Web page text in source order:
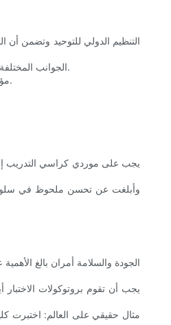
تغطي معايير ISO الجوانب المختلفة ، بما في ذلك المواد وعمليات التصنيع والتوافق البيئي. هذه المعايير تضمن أن الكراسي تفي بالمعايير العالية للاستخدام الأكاديمي وتوفر راحة البال للمؤسسات التعليمية.
مثال في العالم الحقيقي: تلقى Ergotech ، مورد كرسي التدريب الرائد ، شهادة ISO مؤخرًا. حسنت هذه الشهادة سمعتها وأدت إلى زيادة المبيعات والثقة من العديد من الجامعات والمدارس.
يجب على موردي كراسي التدريب
الجودة والسلامة أمران بالغ
يجب أن تقوم بروتوكولات
مثال حقيقي على العالم: اختبرت